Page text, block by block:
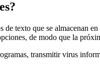
de texto que se almacenan
de modo que la
transmitir virus